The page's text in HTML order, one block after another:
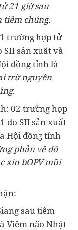
21 giờ sau
tiêm chủng.
trường hợp tử
SII sản xuất và
đồng tỉnh là
trừ nguyên
02 trường hợp
do SII sản xuất
Hội đồng tỉnh
phản vệ độ
xin bOPV mũi
sau tiêm
Viêm não Nhật